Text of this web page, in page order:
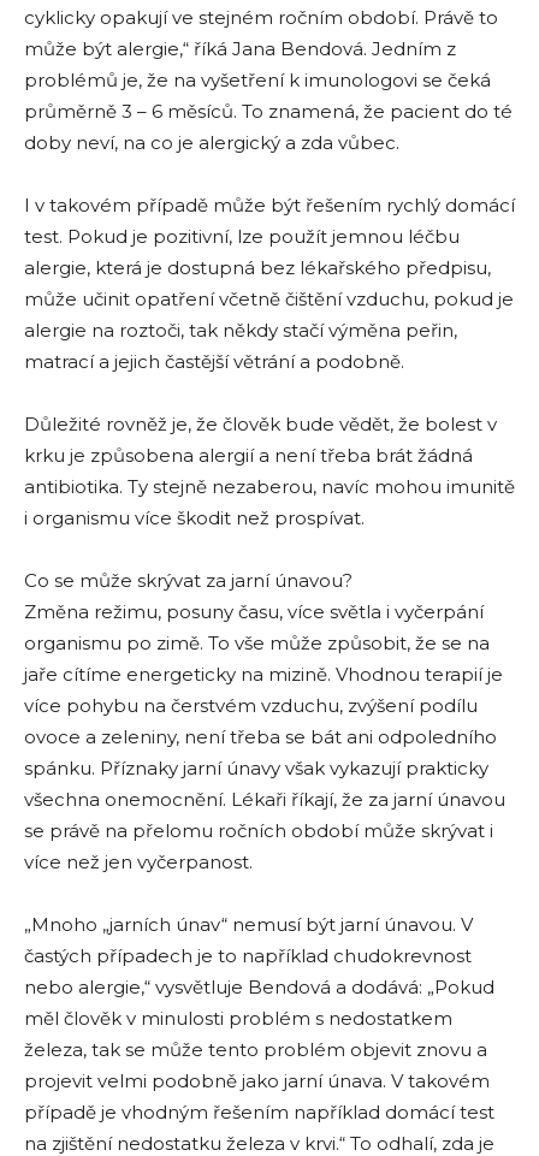
cyklicky opakují ve stejném ročním období. Právě to
může být alergie,“ říká Jana Bendová. Jedním z
problémů je, že na vyšetření k imunologovi se čeká
průměrně 3 – 6 měsíců. To znamená, že pacient do té
doby neví, na co je alergický a zda vůbec.
I v takovém případě může být řešením rychlý domácí
test. Pokud je pozitivní, lze použít jemnou léčbu
alergie, která je dostupná bez lékařského předpisu,
může učinit opatření včetně čištění vzduchu, pokud je
alergie na roztoči, tak někdy stačí výměna peřin,
matrací a jejich častější větrání a podobně.
Důležité rovněž je, že člověk bude vědět, že bolest v
krku je způsobena alergií a není třeba brát žádná
antibiotika. Ty stejně nezaberou, navíc mohou imunitě
i organismu více škodit než prospívat.
Co se může skrývat za jarní únavou?
Změna režimu, posuny času, více světla i vyčerpání
organismu po zimě. To vše může způsobit, že se na
jaře cítíme energeticky na mizině. Vhodnou terapií je
více pohybu na čerstvém vzduchu, zvýšení podílu
ovoce a zeleniny, není třeba se bát ani odpoledního
spánku. Příznaky jarní únavy však vykazují prakticky
všechna onemocnění. Lékaři říkají, že za jarní únavou
se právě na přelomu ročních období může skrývat i
více než jen vyčerpanost.
„Mnoho „jarních únav“ nemusí být jarní únavou. V
častých případech je to například chudokrevnost
nebo alergie,“ vysvětluje Bendová a dodává: „Pokud
měl člověk v minulosti problém s nedostatkem
železa, tak se může tento problém objevit znovu a
projevit velmi podobně jako jarní únava. V takovém
případě je vhodným řešením například domácí test
na zjištění nedostatku železa v krvi.“ To odhalí, zda je